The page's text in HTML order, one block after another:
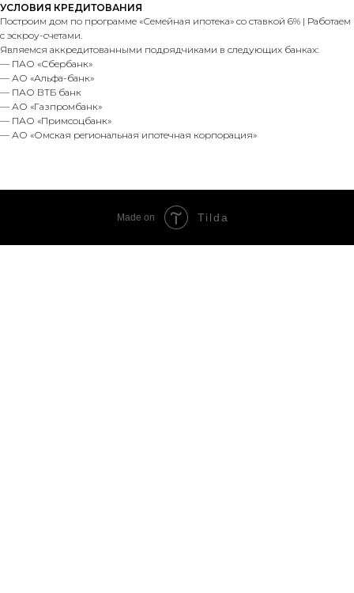
УСЛОВИЯ КРЕДИТОВАНИЯ
Построим дом по программе «Семейная ипотека» со ставкой 6% | Работаем
с эскроу-счетами.
Являемся аккредитованными подрядчиками в следующих банках:
— ПАО «Сбербанк»
— АО «Альфа-банк»
— ПАО ВТБ банк
— АО «Газпромбанк»
— ПАО «Примсоцбанк»
— АО «Омская региональная ипотечная корпорация»
Made on Tilda